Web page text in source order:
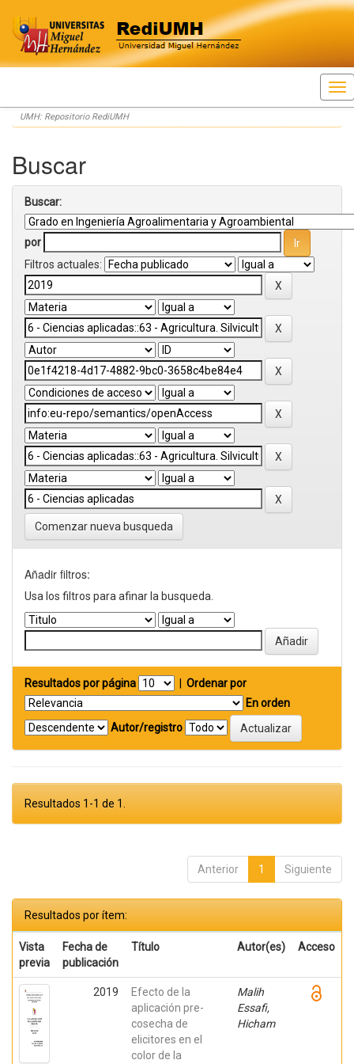
Skip
navigation
UMH: Repositorio RediUMH
Buscar
Buscar:
por
Filtros actuales:
Comenzar nueva busqueda
Añadir filtros:
Usa los filtros para afinar la busqueda.
Resultados por página
Ordenar por
En orden
Autor/registro
Resultados 1-1 de 1.
Anterior 1 Siguiente
Resultados por ítem:
Vista
previa
Fecha de
publicación
Título Autor(es) Acceso
2019
Efecto de la
aplicación pre-
cosecha de
elicitores en el
color de la
Malih
Essafi,
Hicham